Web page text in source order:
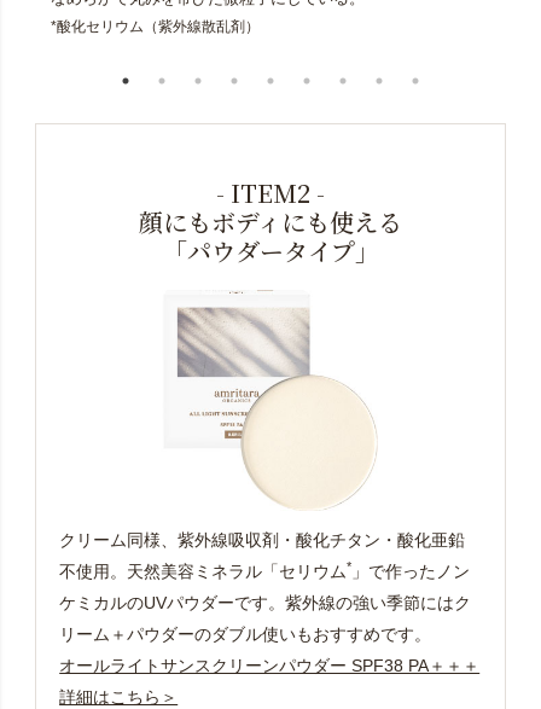
*酸化セリウム（紫外線散乱剤）
- ITEM2 -
顔にもボディにも使える
「パウダータイプ」
クリーム同様、紫外線吸収剤・酸化チタン・酸化亜鉛
不使用。天然美容ミネラル「セリウム* 」で作ったノン
ケミカルのUVパウダーです。紫外線の強い季節にはク
リーム＋パウダーのダブル使いもおすすめです。
オールライトサンスクリーンパウダー SPF38 PA＋＋＋
詳細はこちら＞